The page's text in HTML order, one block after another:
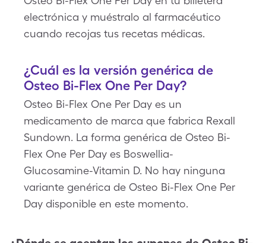
electrónica y muéstralo al farmacéutico
cuando recojas tus recetas médicas.
¿Cuál es la versión genérica de
Osteo Bi-Flex One Per Day?
Osteo Bi-Flex One Per Day es un
medicamento de marca que fabrica Rexall
Sundown. La forma genérica de Osteo Bi-
Flex One Per Day es Boswellia-
Glucosamine-Vitamin D. No hay ninguna
variante genérica de Osteo Bi-Flex One Per
Day disponible en este momento.